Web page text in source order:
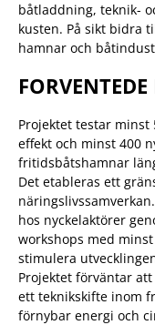
båtladdning, teknik-
kusten. På sikt bidra
hamnar och
Projektet testar
effekt och minst 400
fritidsbåtshamnar
Det etableras ett
hos nyckelaktörer
workshops med
stimulera
Projektet förväntar
ett teknikskifte inom
förnybar energi och